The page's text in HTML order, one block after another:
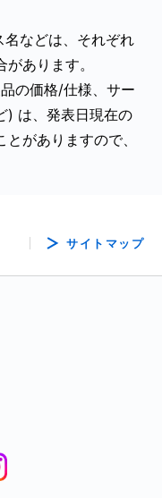
などは、それぞれ
あります。
の価格/仕様、サー
) は、発表日現在の
がありますので、
サイトマップ